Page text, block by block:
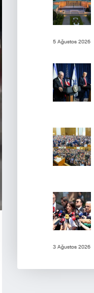
5 Ağustos 2026
3 Ağustos 2026